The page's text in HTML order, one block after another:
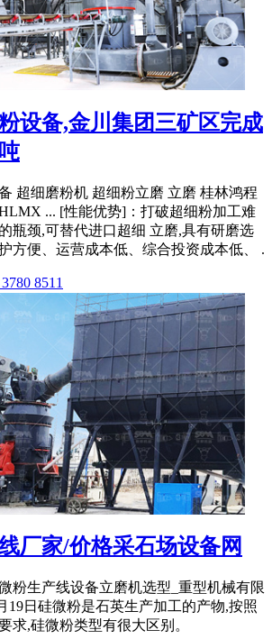
设备,金川集团三矿区完成
超细磨粉机 超细粉立磨 立磨 桂林鸿程
... [性能优势]：打破超细粉加工难
瓶颈,可替代进口超细 立磨,具有研磨选
方便、运营成本低、综合投资成本低、 .
8511
厂家/价格采石场设备网
粉生产线设备立磨机选型_重型机械有限
19日硅微粉是石英生产加工的产物,按照
求,硅微粉类型有很大区别。